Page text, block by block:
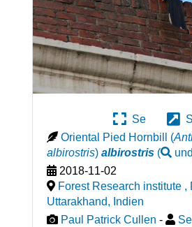
Se
Oriental Pied Hornbill
(
albirostris) albirostris(
2018-11-02
Forest Research institute ,
Uttarakhand, Indien
Paul Patrick Cullen -